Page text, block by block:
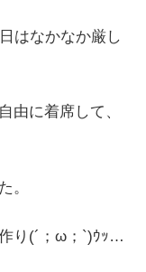
はなかなか厳し
由に着席して、
。
り(´；ω；`)ｳｯ…